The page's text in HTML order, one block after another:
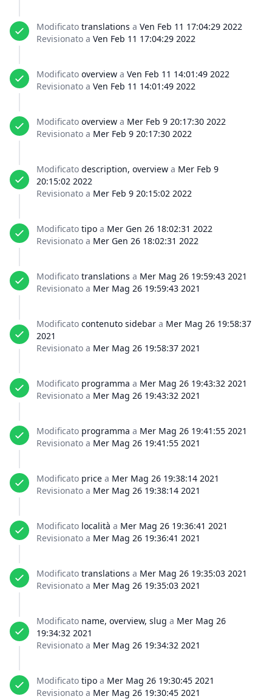
Modificato translations a Ven Feb 11 17:04:29 2022
Revisionato a Ven Feb 11 17:04:29 2022
Modificato overview a Ven Feb 11 14:01:49 2022
Revisionato a Ven Feb 11 14:01:49 2022
Modificato overview a Mer Feb 9 20:17:30 2022
Revisionato a Mer Feb 9 20:17:30 2022
Modificato description, overview a Mer Feb 9
20:15:02 2022
Revisionato a Mer Feb 9 20:15:02 2022
Modificato tipo a Mer Gen 26 18:02:31 2022
Revisionato a Mer Gen 26 18:02:31 2022
Modificato translations a Mer Mag 26 19:59:43 2021
Revisionato a Mer Mag 26 19:59:43 2021
Modificato contenuto sidebar a Mer Mag 26 19:58:37
2021
Revisionato a Mer Mag 26 19:58:37 2021
Modificato programma a Mer Mag 26 19:43:32 2021
Revisionato a Mer Mag 26 19:43:32 2021
Modificato programma a Mer Mag 26 19:41:55 2021
Revisionato a Mer Mag 26 19:41:55 2021
Modificato price a Mer Mag 26 19:38:14 2021
Revisionato a Mer Mag 26 19:38:14 2021
Modificato località a Mer Mag 26 19:36:41 2021
Revisionato a Mer Mag 26 19:36:41 2021
Modificato translations a Mer Mag 26 19:35:03 2021
Revisionato a Mer Mag 26 19:35:03 2021
Modificato name, overview, slug a Mer Mag 26
19:34:32 2021
Revisionato a Mer Mag 26 19:34:32 2021
Modificato tipo a Mer Mag 26 19:30:45 2021
Revisionato a Mer Mag 26 19:30:45 2021